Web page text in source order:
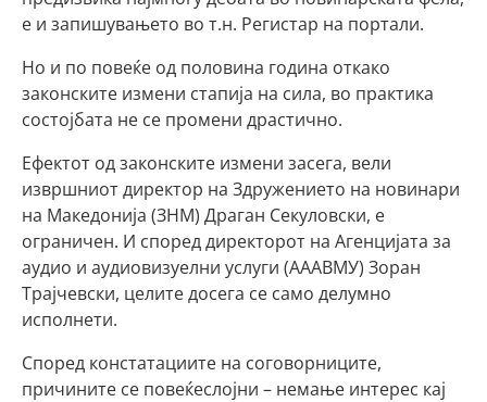
е и запишувањето во т.н. Регистар на портали.
Но и по повеќе од половина година откако
законските измени стапија на сила, во практика
состојбата не се промени драстично.
Ефектот од законските измени засега, вели
извршниот директор на Здружението на новинари
на Македонија (ЗНМ) Драган Секуловски, е
ограничен. И според директорот на Агенцијата за
аудио и аудиовизуелни услуги (АААВМУ) Зоран
Трајчевски, целите досега се само делумно
исполнети.
Според констатациите на соговорниците,
причините се повеќеслојни – немање интерес кај